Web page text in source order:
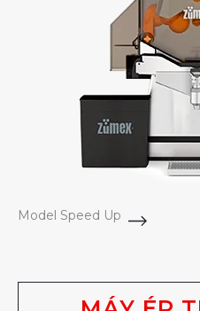
Model Speed Up